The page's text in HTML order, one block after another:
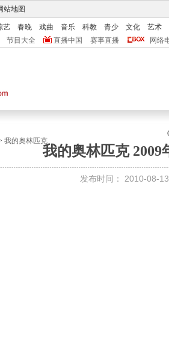
站地图
艺 春晚 戏曲 音乐 科教 青少 文化
艺术
节目大全 直播中国 赛事直播 网络
我的奥林匹克
我的奥林匹克 2009
发布时间： 2010-08-